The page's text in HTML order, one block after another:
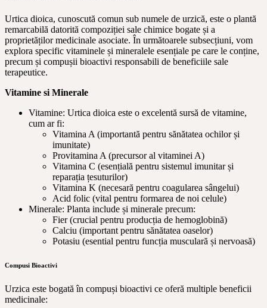
Urtica dioica, cunoscută comun sub numele de urzică, este o plantă
remarcabilă datorită compoziției sale chimice bogate și a
proprietăților medicinale asociate. În următoarele subsecțiuni, vom
explora specific vitaminele și mineralele esențiale pe care le conține,
precum și compușii bioactivi responsabili de beneficiile sale
terapeutice.
Vitamine si Minerale
Vitamine: Urtica dioica este o excelentă sursă de vitamine,
cum ar fi:
Vitamina A (importantă pentru sănătatea ochilor și
imunitate)
Provitamina A (precursor al vitaminei A)
Vitamina C (esențială pentru sistemul imunitar și
reparația țesuturilor)
Vitamina K (necesară pentru coagularea sângelui)
Acid folic (vital pentru formarea de noi celule)
Minerale: Planta include și minerale precum:
Fier (crucial pentru producția de hemoglobină)
Calciu (important pentru sănătatea oaselor)
Potasiu (esential pentru funcția musculară și nervoasă)
Compusi Bioactivi
Urzica este bogată în compuși bioactivi ce oferă multiple beneficii
medicinale: